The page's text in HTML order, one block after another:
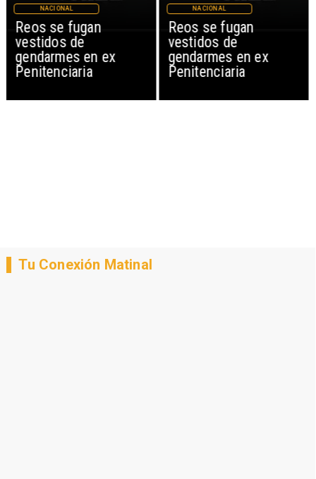
Reos se fugan
vestidos de
gendarmes en ex
Penitenciaria
NACIONAL
Reos se fugan
vestidos de
gendarmes en ex
Penitenciaria
NACIONAL
Tu Conexión Matinal